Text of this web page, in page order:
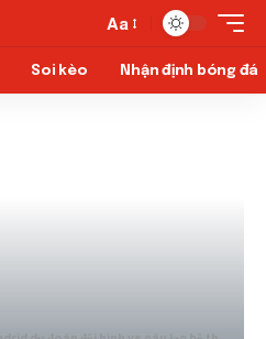
Aa
Soi kèo Nhận định bóng đá